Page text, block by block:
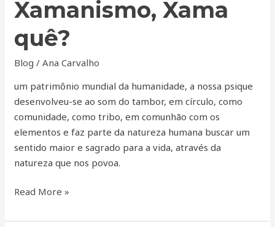
Xamanismo, Xama
quê?
Blog /Ana Carvalho
um patrimônio mundial da humanidade, a nossa psique
desenvolveu-se ao som do tambor, em círculo, como
comunidade, como tribo, em comunhão com os
elementos e faz parte da natureza humana buscar um
sentido maior e sagrado para a vida, através da
natureza que nos povoa.
Read More »